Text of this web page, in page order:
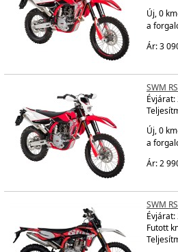
Új, 0
a
Ár: 3
SWM
Évjárat:
Új, 0
a
Ár: 2
SWM
Évjárat:
Futott